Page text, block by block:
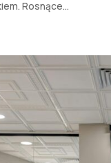
Rosnące...